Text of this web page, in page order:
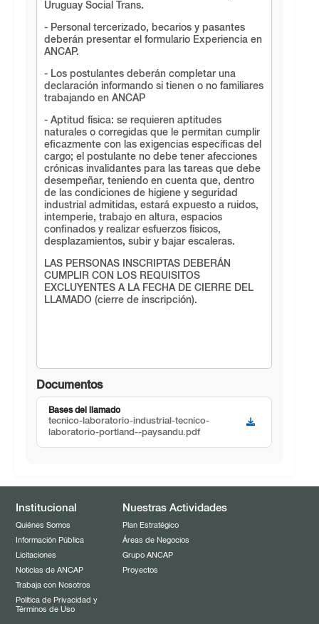
Uruguay Social Trans.
- Personal tercerizado, becarios y pasantes
deberán presentar el formulario Experiencia en
ANCAP.
- Los postulantes deberán completar una
declaración informando si tienen o no familiares
trabajando en ANCAP
- Aptitud física: se requieren aptitudes
naturales o corregidas que le permitan cumplir
eficazmente con las exigencias específicas del
cargo; el postulante no debe tener afecciones
crónicas invalidantes para las tareas que debe
desempeñar, teniendo en cuenta que, dentro
de las condiciones de higiene y seguridad
industrial admitidas, estará expuesto a ruidos,
intemperie, trabajo en altura, espacios
confinados y realizar esfuerzos físicos,
desplazamientos, subir y bajar escaleras.
LAS PERSONAS INSCRIPTAS DEBERÁN
CUMPLIR CON LOS REQUISITOS
EXCLUYENTES A LA FECHA DE CIERRE DEL
LLAMADO (cierre de inscripción).
Documentos
Bases del llamado
tecnico-laboratorio-industrial-tecnico-
laboratorio-portland--paysandu.pdf
Institucional
Quiénes Somos
Información Pública
Licitaciones
Noticias de ANCAP
Trabaja con Nosotros
Política de Privacidad y
Términos de Uso
Nuestras Actividades
Plan Estratégico
Áreas de Negocios
Grupo ANCAP
Proyectos